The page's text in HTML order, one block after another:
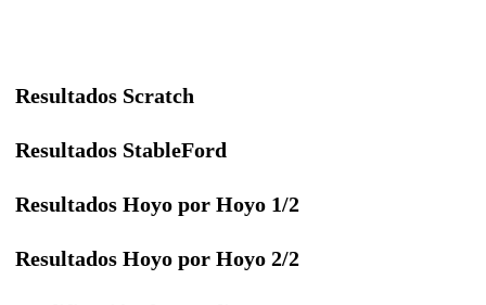
Resultados Scratch
Resultados StableFord
Resultados Hoyo por Hoyo 1/2
Resultados Hoyo por Hoyo 2/2